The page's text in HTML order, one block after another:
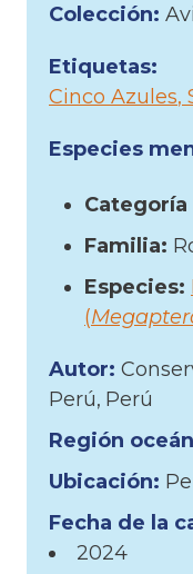
Colección:
Etiquetas:
Cinco Azules
Especies
Categoría
Familia:
Especies:
(
Autor:
Perú Perú
Región
Ubicación:
Fecha de la
2024